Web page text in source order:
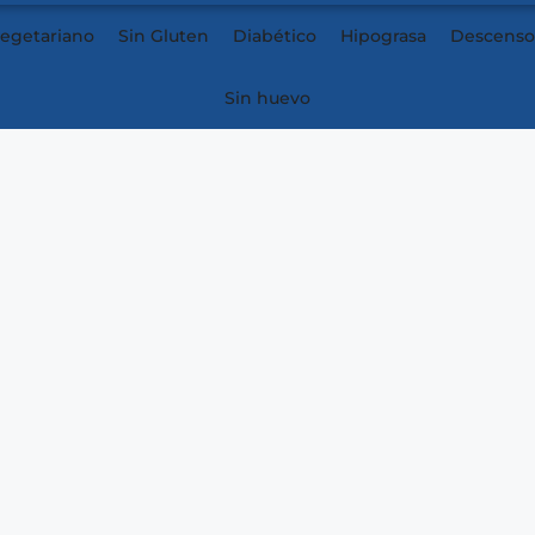
Sin Gluten Diabético Hipograsa
Sin huevo